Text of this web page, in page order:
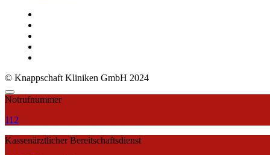
© Knappschaft Kliniken GmbH 2024
Notrufnummer
112
Kassenärztlicher Bereitschaftsdienst